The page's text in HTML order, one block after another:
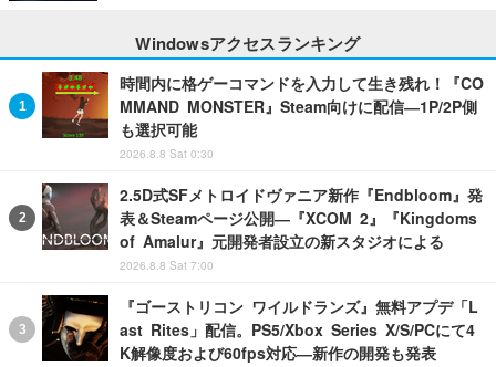
Windowsアクセスランキング
時間内に格ゲーコマンドを入力して生き残れ！『CO
MMAND MONSTER』Steam向けに配信―1P/2P側
も選択可能
2026.8.8 Sat 0:30
2.5D式SFメトロイドヴァニア新作『Endbloom』発
表＆Steamページ公開―『XCOM 2』『Kingdoms
of Amalur』元開発者設立の新スタジオによる
2026.8.8 Sat 7:00
『ゴーストリコン ワイルドランズ』無料アプデ「L
ast Rites」配信。PS5/Xbox Series X/S/PCにて4
K解像度および60fps対応―新作の開発も発表